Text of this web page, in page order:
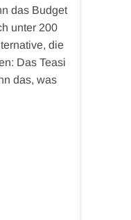
das Budget
unter 200
die
Das Teasi
das, was